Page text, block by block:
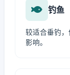
钓鱼
较适合垂钓
影响。